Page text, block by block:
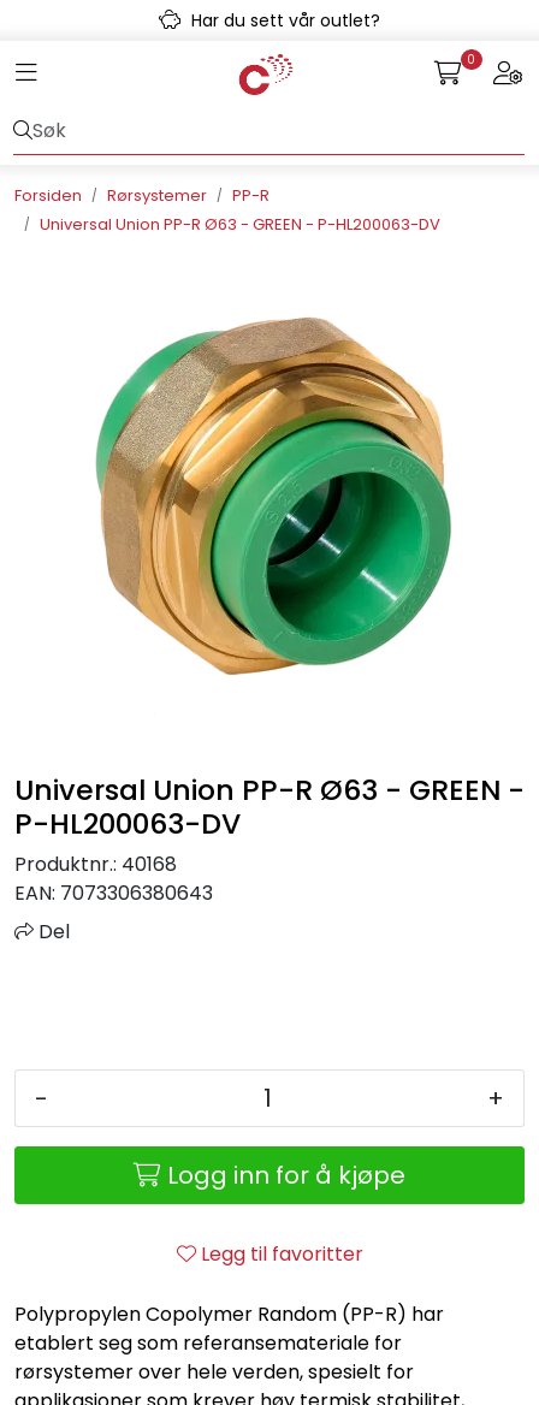
Skip to main contentHar du sett vår outlet?
Toggle navigation 0
Forsiden Rørsystemer
PP-R
Universal Union PP-R Ø63 - GREEN - P-HL200063-DV
Universal Union PP-R Ø63 - GREEN -
P-HL200063-DV
Produktnr.: 40168
EAN: 7073306380643
Del
- +
Logg inn for å kjøpe
Legg til favoritter
Polypropylen Copolymer Random (PP-R) har
etablert seg som referansemateriale for
rørsystemer over hele verden, spesielt for
Kulvert
Radonsikring
Rørsystemer
Snøsmelt
Sprinkler
Varmeanlegg
Outlet
Retur/reklamasjon